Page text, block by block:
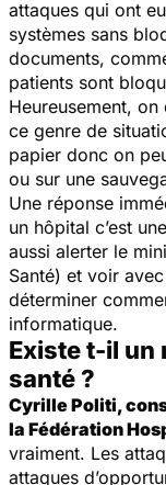
attaques qui ont
systèmes sans
documents,
patients sont
Heureusement,
ce genre de
papier donc on
ou sur une
Une réponse
un hôpital c’est
aussi alerter le
Santé) et voir
déterminer
informatique.
Existe t-il un
santé ?
Cyrille Politi,
la Fédération
vraiment. Les
attaques